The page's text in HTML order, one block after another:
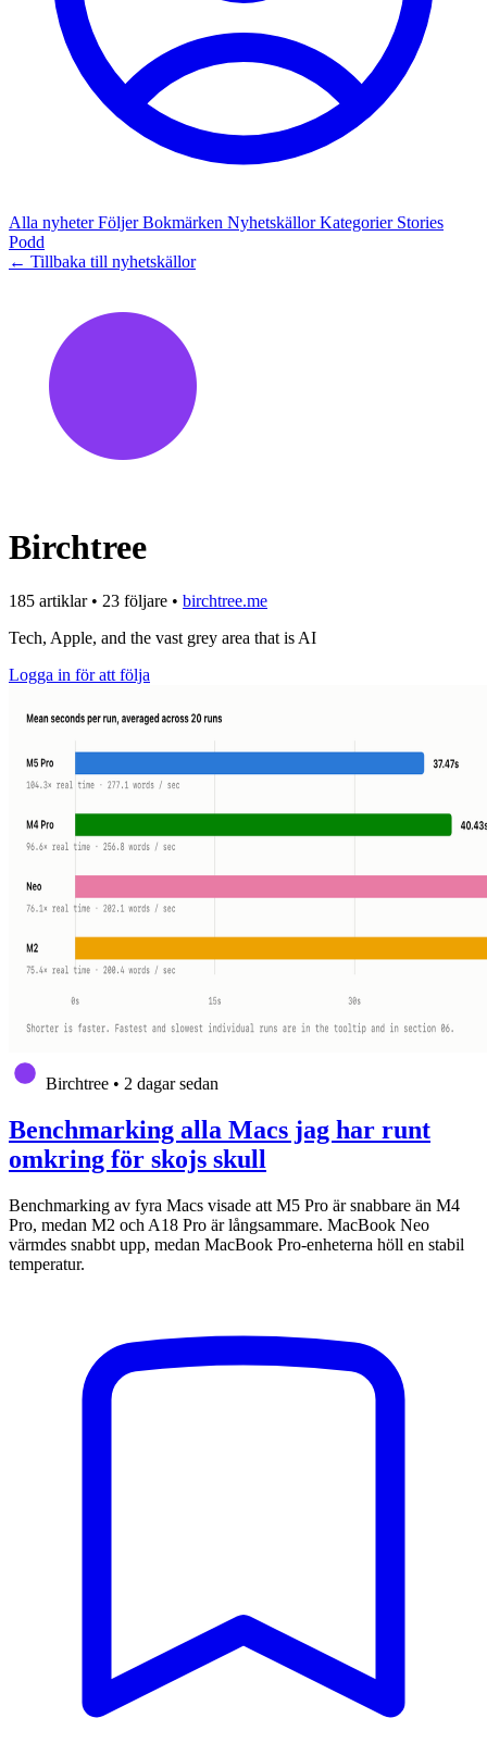
Alla nyheterFöljerBokmärken NyhetskällorKategorier Stories
Podd
← Tillbaka till nyhetskällor
Birchtree
185 artiklar • 23 följare • birchtree.me
Tech, Apple, and the vast grey area that is AI
Logga in för att följa
Birchtree • 2 dagar sedan
Benchmarking alla Macs jag har runt
omkring för skojs skull
Benchmarking av fyra Macs visade att M5 Pro är snabbare än M4
Pro, medan M2 och A18 Pro är långsammare. MacBook Neo
värmdes snabbt upp, medan MacBook Pro-enheterna höll en stabil
temperatur.